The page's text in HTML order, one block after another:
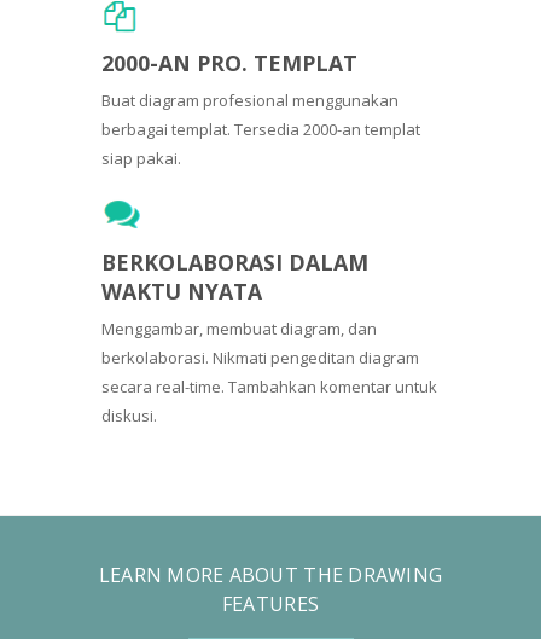
2000-AN PRO. TEMPLAT
Buat diagram profesional menggunakan
berbagai templat. Tersedia 2000-an templat
siap pakai.
BERKOLABORASI DALAM
WAKTU NYATA
Menggambar, membuat diagram, dan
berkolaborasi. Nikmati pengeditan diagram
secara real-time. Tambahkan komentar untuk
diskusi.
LEARN MORE ABOUT THE DRAWING
FEATURES